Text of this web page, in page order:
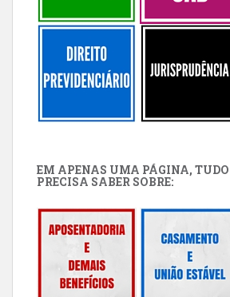
EM APENAS UMA PÁGINA, TUDO
PRECISA SABER SOBRE: